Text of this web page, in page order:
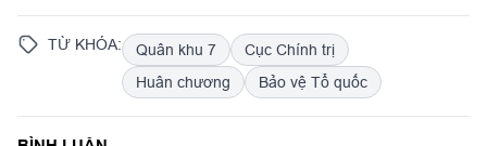
TỪ KHÓA: Quân khu 7
Cục Chính trị
Huân chương
Bảo vệ Tổ quốc